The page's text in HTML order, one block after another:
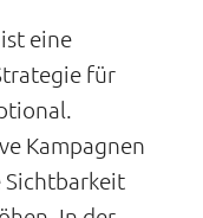
eine
für
Kampagnen
Sichtbarkeit